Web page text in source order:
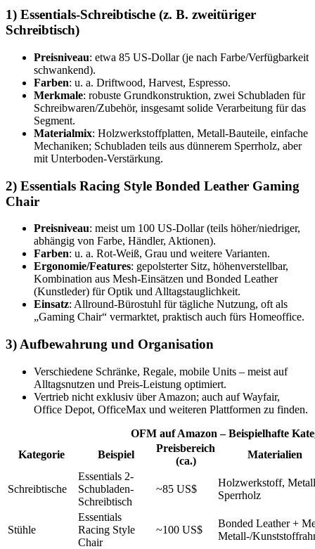
1) Essentials-Schreibtische (z. B. zweitüriger
Schreibtisch)
Preisniveau: etwa 85 US-Dollar (je nach Farbe/Verfügbarkeit
schwankend).
Farben: u. a. Driftwood, Harvest, Espresso.
Merkmale: robuste Grundkonstruktion, zwei Schubladen für
Schreibwaren/Zubehör, insgesamt solide Verarbeitung für das
Segment.
Materialmix: Holzwerkstoffplatten, Metall-Bauteile, einfache
Mechaniken; Schubladen teils aus dünnerem Sperrholz, aber
mit Unterboden-Verstärkung.
2) Essentials Racing Style Bonded Leather Gaming
Chair
Preisniveau: meist um 100 US-Dollar (teils höher/niedriger,
abhängig von Farbe, Händler, Aktionen).
Farben: u. a. Rot-Weiß, Grau und weitere Varianten.
Ergonomie/Features: gepolsterter Sitz, höhenverstellbar,
Kombination aus Mesh-Einsätzen und Bonded Leather
(Kunstleder) für Optik und Alltagstauglichkeit.
Einsatz: Allround-Bürostuhl für tägliche Nutzung, oft als
„Gaming Chair“ vermarktet, praktisch auch fürs Homeoffice.
3) Aufbewahrung und Organisation
Verschiedene Schränke, Regale, mobile Units – meist auf
Alltagsnutzen und Preis-Leistung optimiert.
Vertrieb nicht exklusiv über Amazon; auch auf Wayfair,
Office Depot, OfficeMax und weiteren Plattformen zu finden.
OFM auf Amazon – Beispielhafte
Kategorie
Beispiel
Preisbereich
(ca.)
Materialien
Schreibtische
Essentials 2-
Schubladen-
Schreibtisch
~85 US$
Holzwerkstoff,
Sperrholz
Stühle
Essentials
Racing Style
Chair
~100 US$
Bonded Leather +
Metall-/